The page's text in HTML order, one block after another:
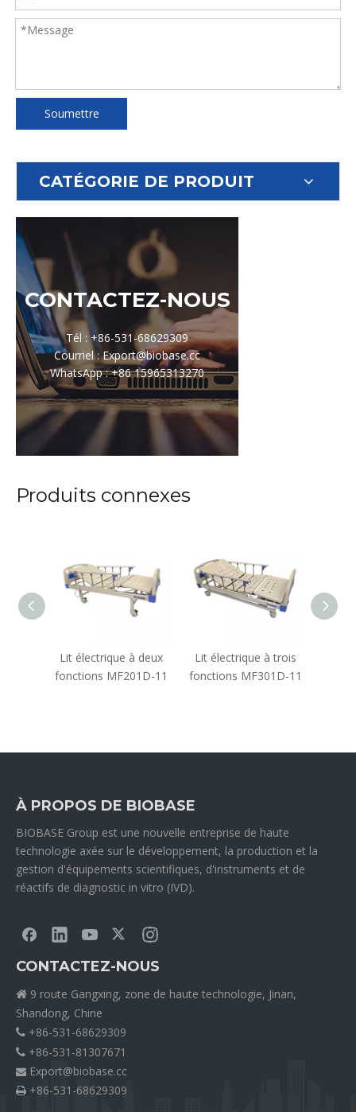
Soumettre
CATÉGORIE DE PRODUIT
CONTACTEZ-NOUS
Tél : +86-531-68629309
Courriel : Export@biobase.cc
WhatsApp : +86 15965313270
Produits connexes
Lit électrique à deux
fonctions MF201D-11
Lit électrique à trois
fonctions MF301D-11
À PROPOS DE BIOBASE
BIOBASE Group est une nouvelle entreprise de haute
technologie axée sur le développement, la production et la
gestion d'équipements scientifiques, d'instruments et de
réactifs de diagnostic in vitro (IVD).
CONTACTEZ-NOUS
 9 route Gangxing, zone de haute technologie, Jinan,
Shandong, Chine
 +86-531-68629309
 +86-531-81307671
 Export@biobase.cc
 +86-531-68629309